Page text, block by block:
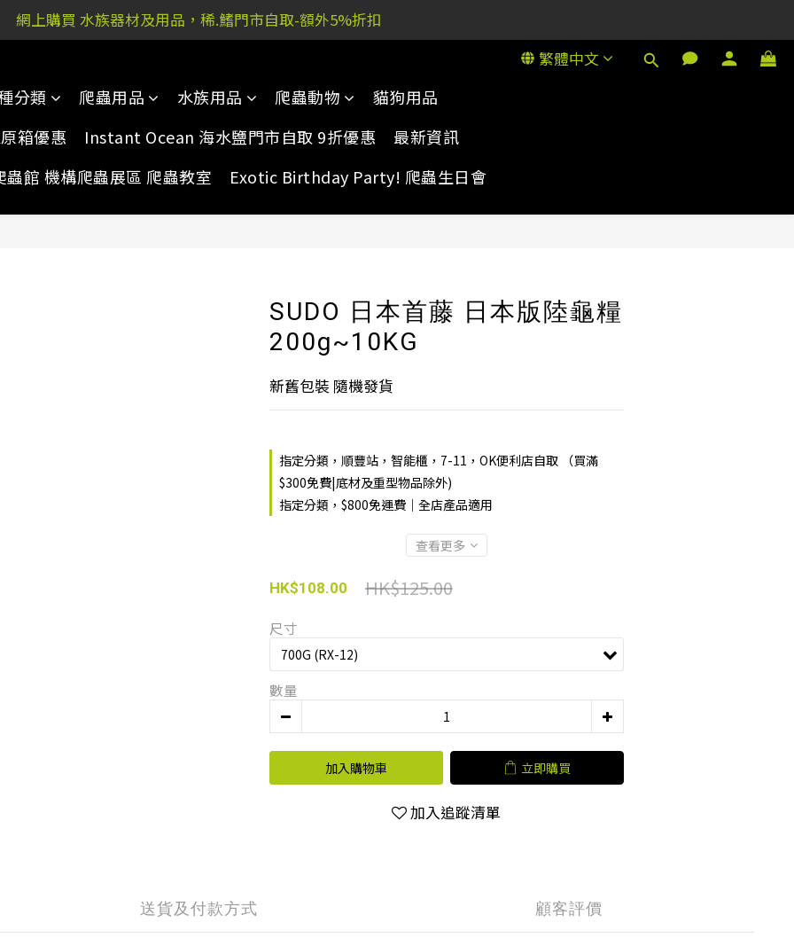
新街51P號富祐閣16號地下｜ 稀.鰭旺角店: 西洋菜南街101號金德行11樓
網上購買 水族器材及用品，稀.鰭門市自取-額外5%折扣
繁體中文
分類 爬蟲用品 水族用品 爬蟲動物
貓狗用品
箱優惠
Instant Ocean 海水鹽門市自取 9折優惠
最新資訊
蟲館 機構爬蟲展區 爬蟲教室
Exotic Birthday Party! 爬蟲生日會
SUDO 日本首藤 日本版陸龜糧
200g~10KG
新舊包裝 隨機發貨
指定分類，順豐站，智能櫃，7-11，OK便利店自取 （買滿
$300免費|底材及重型物品除外)
指定分類，$800免運費｜全店產品適用
查看更多
HK$125.00
HK$108.00
尺寸
數量
加入購物車 立即購買
加入追蹤清單
送貨及付款方式 顧客評價